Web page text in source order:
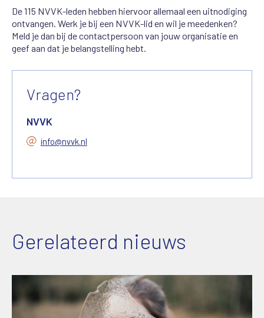
De 115 NVVK-leden hebben hiervoor allemaal een uitnodiging
ontvangen. Werk je bij een NVVK-lid en wil je meedenken?
Meld je dan bij de contactpersoon van jouw organisatie en
geef aan dat je belangstelling hebt.
Vragen?
NVVK
info@nvvk.nl
Gerelateerd nieuws